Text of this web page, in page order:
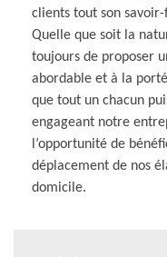
clients tout son
Quelle que soit la
toujours de proposer
abordable et à la
que tout un chacun
engageant notre
l’opportunité de
déplacement de nos
domicile.